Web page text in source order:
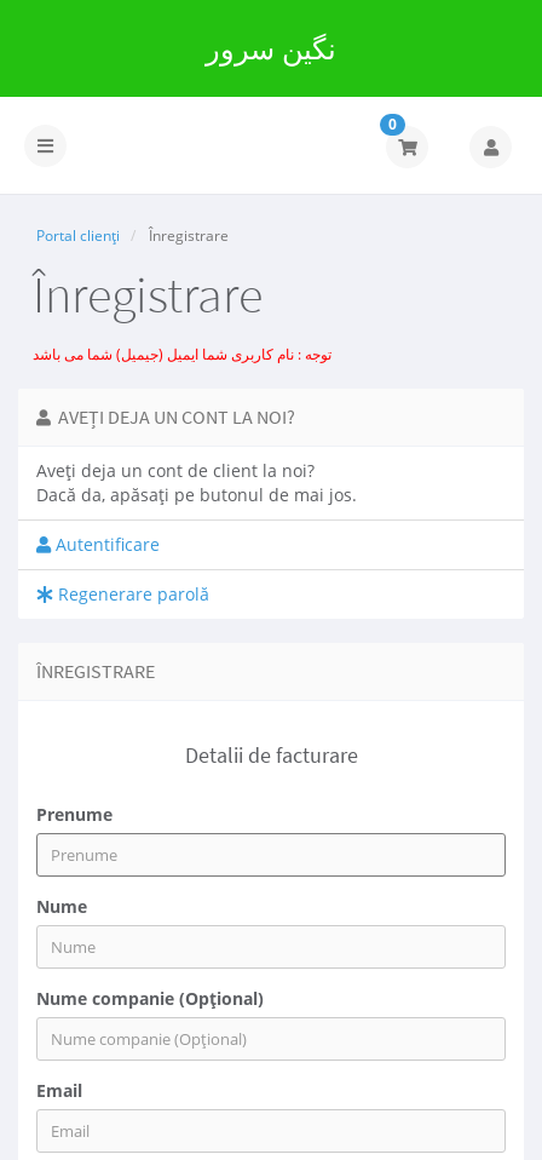
نگین سرور
Navigare
0
Portal clienți Înregistrare
Înregistrare
توجه : نام کاربری شما ایمیل (جیمیل) شما می باشد
AVEȚI DEJA UN CONT LA NOI?
Aveți deja un cont de client la noi?
Dacă da, apăsați pe butonul de mai jos.
Autentificare
Regenerare parolă
ÎNREGISTRARE
Detalii de facturare
Prenume
Nume
Nume companie (Opțional)
Email